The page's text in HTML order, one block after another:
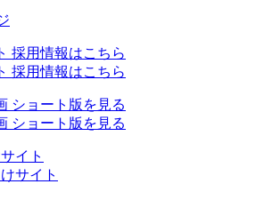
イト
サイト